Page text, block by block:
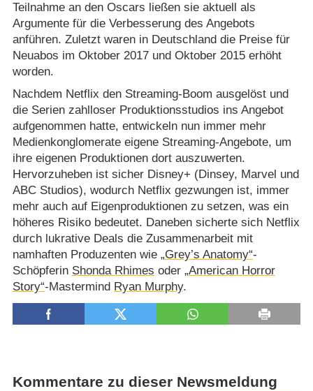
Teilnahme an den Oscars ließen sie aktuell als
Argumente für die Verbesserung des Angebots
anführen. Zuletzt waren in Deutschland die Preise für
Neuabos im Oktober 2017 und Oktober 2015 erhöht
worden.
Nachdem Netflix den Streaming-Boom ausgelöst und
die Serien zahlloser Produktionsstudios ins Angebot
aufgenommen hatte, entwickeln nun immer mehr
Medienkonglomerate eigene Streaming-Angebote, um
ihre eigenen Produktionen dort auszuwerten.
Hervorzuheben ist sicher Disney+ (Dinsey, Marvel und
ABC Studios), wodurch Netflix gezwungen ist, immer
mehr auch auf Eigenproduktionen zu setzen, was ein
höheres Risiko bedeutet. Daneben sicherte sich Netflix
durch lukrative Deals die Zusammenarbeit mit
namhaften Produzenten wie „Grey’s Anatomy“-
Schöpferin Shonda Rhimes oder „American Horror
Story“-Mastermind Ryan Murphy.
Kommentare zu dieser Newsmeldung